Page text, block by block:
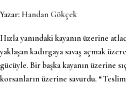
Yazar: Handan Gökçek
Hızla yanındaki kayanın üzerine
yaklaşan kadırgaya savaş açmak
gücüyle. Bir başka kayanın üzerine
korsanların üzerine savurdu.